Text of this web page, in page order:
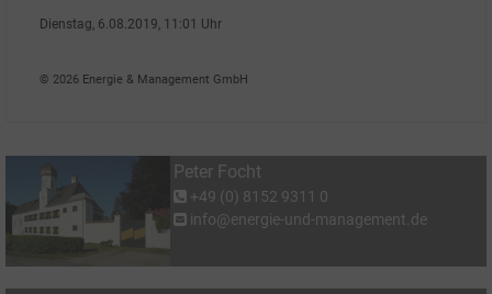
Dienstag, 6.08.2019, 11:01 Uhr
© 2026 Energie & Management GmbH
Peter Focht
+49 (0) 8152 9311 0
info@energie-und-management.de